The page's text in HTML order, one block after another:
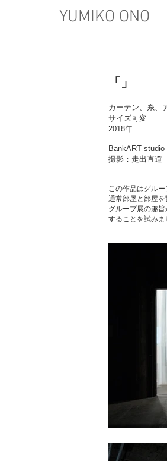
​YUMIKO ONO
「」
カーテン、糸、
サイズ可変
2018年
BankART studio
撮影：走出直道
この作品はグル
通常部屋と部屋
グループ展の趣
することを試みま